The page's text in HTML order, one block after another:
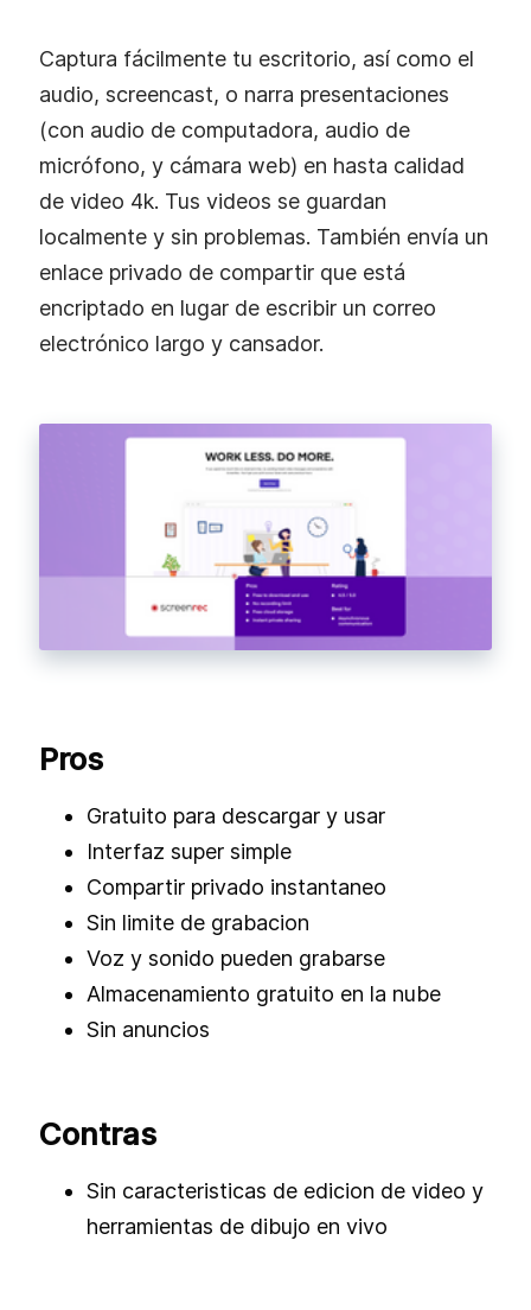
Captura fácilmente tu escritorio, así como el
audio, screencast, o narra presentaciones
(con audio de computadora, audio de
micrófono, y cámara web) en hasta calidad
de video 4k. Tus videos se guardan
localmente y sin problemas. También envía un
enlace privado de compartir que está
encriptado en lugar de escribir un correo
electrónico largo y cansador.
Pros
Gratuito para descargar y usar
Interfaz super simple
Compartir privado instantaneo
Sin limite de grabacion
Voz y sonido pueden grabarse
Almacenamiento gratuito en la nube
Sin anuncios
Contras
Sin caracteristicas de edicion de video y
herramientas de dibujo en vivo